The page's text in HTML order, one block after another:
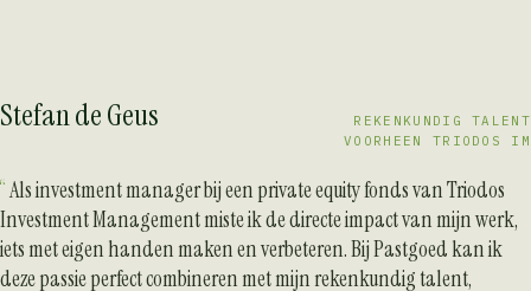
Stefan de Geus
REKENKUNDIG TALENT
VOORHEEN TRIODOS IM
Als investment manager bij een private equity fonds van Triodos
Investment Management miste ik de directe impact van mijn werk,
iets met eigen handen maken en verbeteren. Bij Pastgoed kan ik
deze passie perfect combineren met mijn rekenkundig talent,